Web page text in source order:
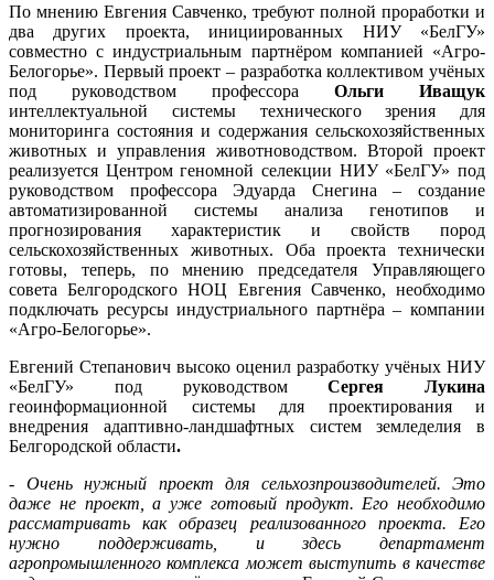
По мнению Евгения Савченко, требуют полной проработки и
два других проекта, инициированных НИУ «БелГУ»
совместно с индустриальным партнёром компанией «Агро-
Белогорье». Первый проект – разработка коллективом учёных
под руководством профессора Ольги Иващук
интеллектуальной системы технического зрения для
мониторинга состояния и содержания сельскохозяйственных
животных и управления животноводством. Второй проект
реализуется Центром геномной селекции НИУ «БелГУ» под
руководством профессора Эдуарда Снегина – создание
автоматизированной системы анализа генотипов и
прогнозирования характеристик и свойств пород
сельскохозяйственных животных. Оба проекта технически
готовы, теперь, по мнению председателя Управляющего
совета Белгородского НОЦ Евгения Савченко, необходимо
подключать ресурсы индустриального партнёра – компании
«Агро-Белогорье».
Евгений Степанович высоко оценил разработку учёных НИУ
«БелГУ» под руководствомСергея Лукина
геоинформационной системы для проектирования и
внедрения адаптивно-ландшафтных систем земледелия в
Белгородской области.
- Очень нужный проект для сельхозпроизводителей. Это
даже не проект, а уже готовый продукт. Его необходимо
рассматривать как образец реализованного проекта. Его
нужно поддерживать, и здесь департамент
агропромышленного комплекса может выступить в качестве